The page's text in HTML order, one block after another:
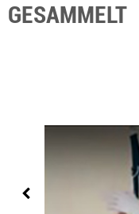
GESAMMELT